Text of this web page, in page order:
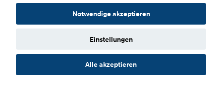
Copyright © 2026. Autohaus Scherhag
Datenschutz Impressum
Notwendige akzeptieren
Einstellungen
Alle akzeptieren